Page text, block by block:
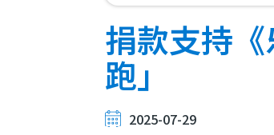
连
结
捐款支持
跑」
2025-07-29